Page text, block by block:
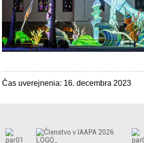
Čas uverejnenia: 16. decembra 2023